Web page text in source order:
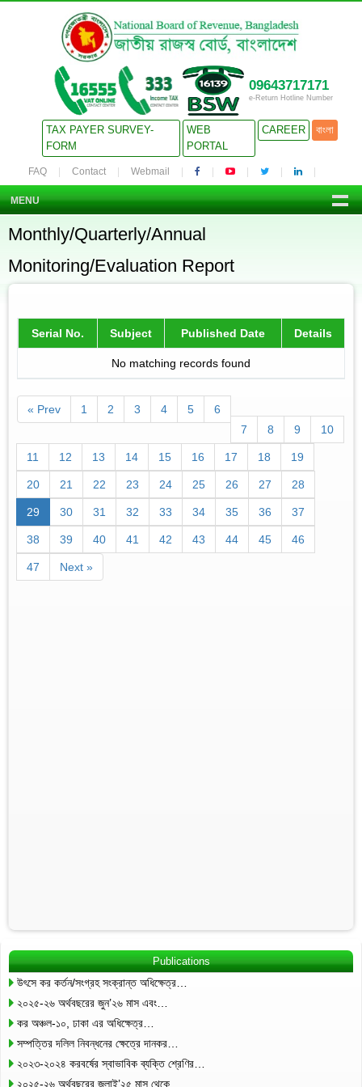
09643717171
e-Return Hotline Number
TAX PAYER SURVEY-
FORM
WEB
PORTAL
CAREER বাংলা
FAQ Contact Webmail
MENU
Monthly/Quarterly/Annual
Monitoring/Evaluation Report
Serial No. Subject Published Date Details
No matching records found
« Prev 1 2 3 4 5
6
7
8 9 10
11 12 13 14 15 16 17 18 19
20 21 22 23 24 25 26 27 28
29 30 31 32 33 34 35 36 37
38 39 40 41 42 43 44 45 46
47 Next »
Publications
উৎসে কর কর্তন/সংগ্রহ সংক্রান্ত অধিক্ষেত্র…
২০২৫-২৬ অর্থবছরের জুন’২৬ মাস এবং…
কর অঞ্চল-১০, ঢাকা এর অধিক্ষেত্র…
সম্পত্তির দলিল নিবন্ধনের ক্ষেত্রে দানকর…
২০২৩-২০২৪ করবর্ষের স্বাভাবিক ব্যক্তি শ্রেণির…
২০২৫-২৬ অর্থবছরের জুলাই’২৫ মাস থেকে…